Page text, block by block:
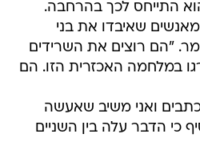
התייחס לכך בהרחבה.
שאיבדו את בני
"הם רוצים את השרידים
במלחמה האכזרית הזו. הם
ואני משיב שאעשה
כי הדבר עלה בין השניים